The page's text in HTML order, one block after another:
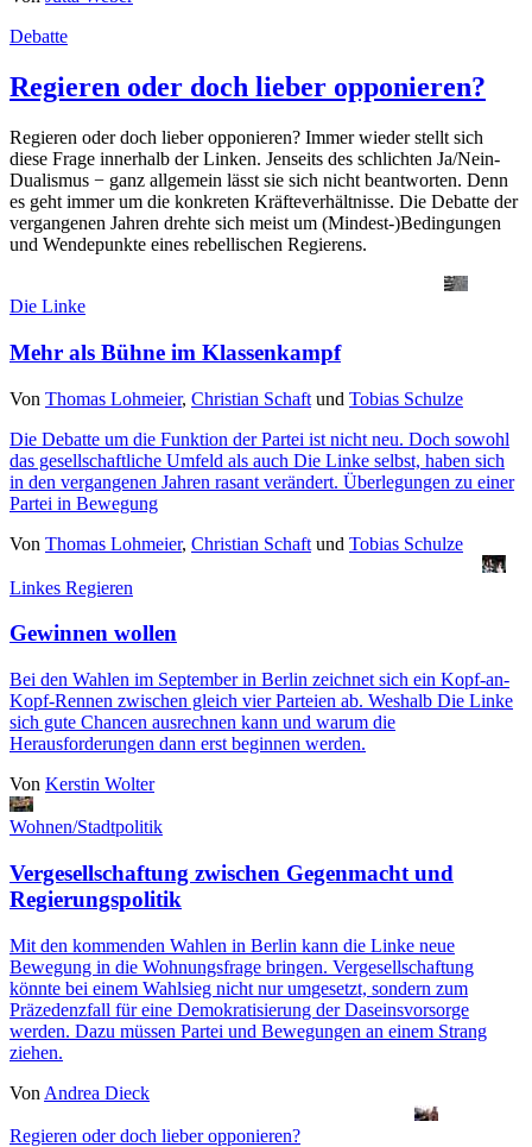
Debatte
Regieren oder doch lieber opponieren?
Regieren oder doch lieber opponieren? Immer wieder stellt sich
diese Frage innerhalb der Linken. Jenseits des schlichten Ja/Nein-
Dualismus − ganz allgemein lässt sie sich nicht beantworten. Denn
es geht immer um die konkreten Kräfteverhältnisse. Die Debatte der
vergangenen Jahren drehte sich meist um (Mindest-)Bedingungen
und Wendepunkte eines rebellischen Regierens.
Die Linke
Mehr als Bühne im Klassenkampf
Von Thomas Lohmeier, Christian Schaft und Tobias Schulze
Die Debatte um die Funktion der Partei ist nicht neu. Doch sowohl
das gesellschaftliche Umfeld als auch Die Linke selbst, haben sich
in den vergangenen Jahren rasant verändert. Überlegungen zu einer
Partei in Bewegung
Von Thomas Lohmeier, Christian Schaft und Tobias Schulze
Linkes Regieren
Gewinnen wollen
Bei den Wahlen im September in Berlin zeichnet sich ein Kopf-an-
Kopf-Rennen zwischen gleich vier Parteien ab. Weshalb Die Linke
sich gute Chancen ausrechnen kann und warum die
Herausforderungen dann erst beginnen werden.
Von Kerstin Wolter
Wohnen/Stadtpolitik
Vergesellschaftung zwischen Gegenmacht und
Regierungspolitik
Mit den kommenden Wahlen in Berlin kann die Linke neue
Bewegung in die Wohnungsfrage bringen. Vergesellschaftung
könnte bei einem Wahlsieg nicht nur umgesetzt, sondern zum
Präzedenzfall für eine Demokratisierung der Daseinsvorsorge
werden. Dazu müssen Partei und Bewegungen an einem Strang
ziehen.
Von Andrea Dieck
Regieren oder doch lieber opponieren?